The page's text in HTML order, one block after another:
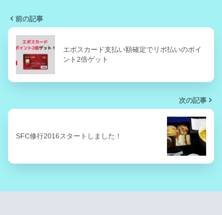
前の記事
エポスカード支払い額確定でリボ払いのポイ
ント2倍ゲット
次の記事
SFC修行2016スタートしました！